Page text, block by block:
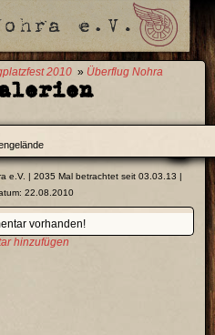
2010 » Überflug Nohra
e.V. | 2035 Mal betrachtet seit 03.03.13 |
22.08.2010
vorhanden!
hinzufügen